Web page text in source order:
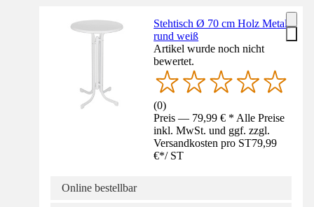
Stehtisch Ø 70 cm Holz Metall
rund weiß
Artikel wurde noch nicht
bewertet.
(0)
Preis — 79,99 € * Alle Preise
inkl. MwSt. und ggf. zzgl.
Versandkosten pro ST79,99
€*/ ST
Online bestellbar